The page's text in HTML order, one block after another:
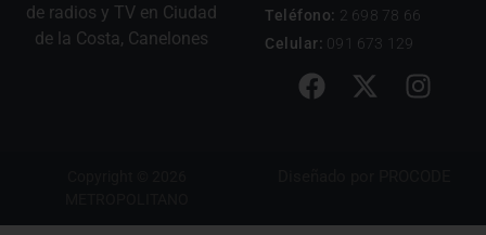
de radios y TV en Ciudad
de la Costa, Canelones
Teléfono: 2 698 78 66
Celular: 091 673 129